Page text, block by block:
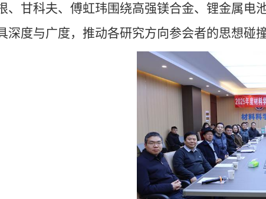
、甘科夫、傅虹玮围绕高强镁合金、锂金属电
深度与广度，推动各研究方向参会者的思想碰